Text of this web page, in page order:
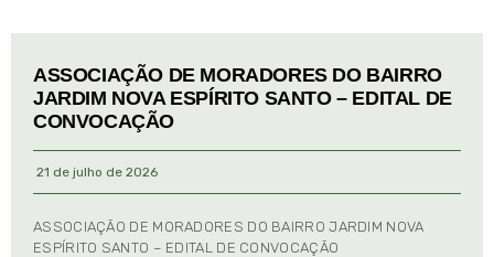
ASSOCIAÇÃO DE MORADORES DO BAIRRO
JARDIM NOVA ESPÍRITO SANTO – EDITAL DE
CONVOCAÇÃO
21 de julho de 2026
ASSOCIAÇÃO DE MORADORES DO BAIRRO JARDIM NOVA
ESPÍRITO SANTO – EDITAL DE CONVOCAÇÃO